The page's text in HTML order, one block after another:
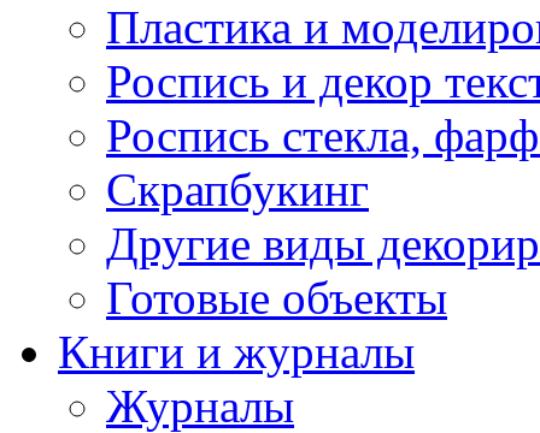
Пластика и
Роспись и декор
Роспись стекла,
Скрапбукинг
Другие виды
Готовые объекты
Книги и журналы
Журналы